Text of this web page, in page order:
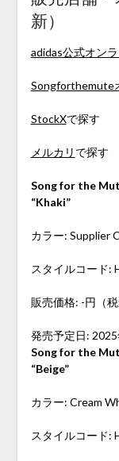
新）
adidas公式オン
Songforthemute
StockXで探す
メルカリ で探す
Song for the
“Khaki”
カラー: Supplier
スタイルコード:
販売価格: -円（税
発売予定日:
Song for the
“Beige”
カラー: Cream
スタイルコード: